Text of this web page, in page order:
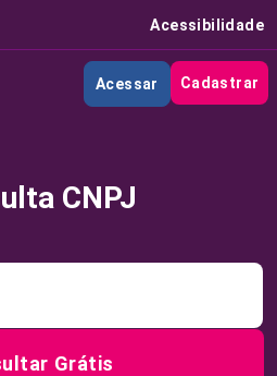
Acessibilidade
Acessar Cadastrar
CNPJ
Grátis